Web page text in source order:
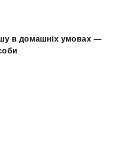
в домашніх умовах —